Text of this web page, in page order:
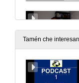
Tamén che interesan